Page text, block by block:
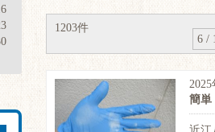
1203件
6 /
簡単